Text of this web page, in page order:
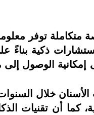
متكاملة توفر
ذكية بناءً
إمكانية الوصول
خلال
كما أن